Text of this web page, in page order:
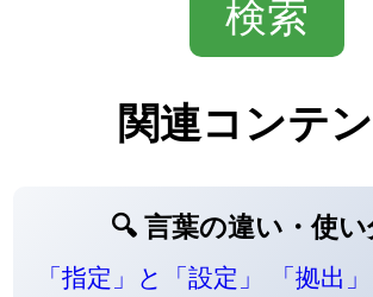
関連コンテ
🔍 言葉の違い・使
「指定」と「設定」
「拠出